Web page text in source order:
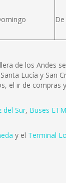
de los Andes
Lucía y San
el ir de
del Sur, Buses ETM
y el Terminal